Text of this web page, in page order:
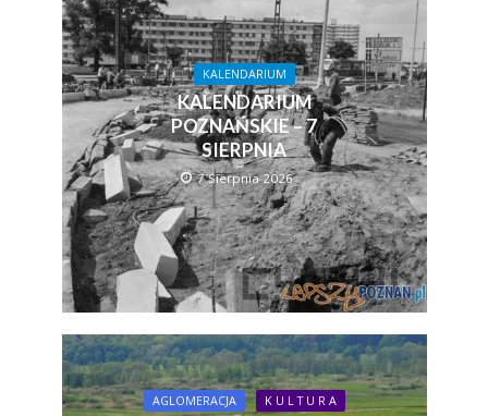
KALENDARIUM
KALENDARIUM
POZNAŃSKIE – 7
SIERPNIA
7 Sierpnia 2026
AGLOMERACJA K U L T U R A